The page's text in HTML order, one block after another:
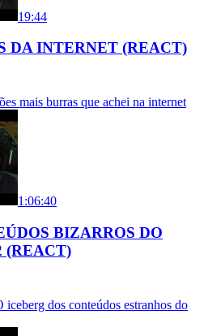
19:44
DA INTERNET (REACT)
mais burras que achei na internet
1:06:40
BIZARROS DO
(REACT)
dos conteúdos estranhos do